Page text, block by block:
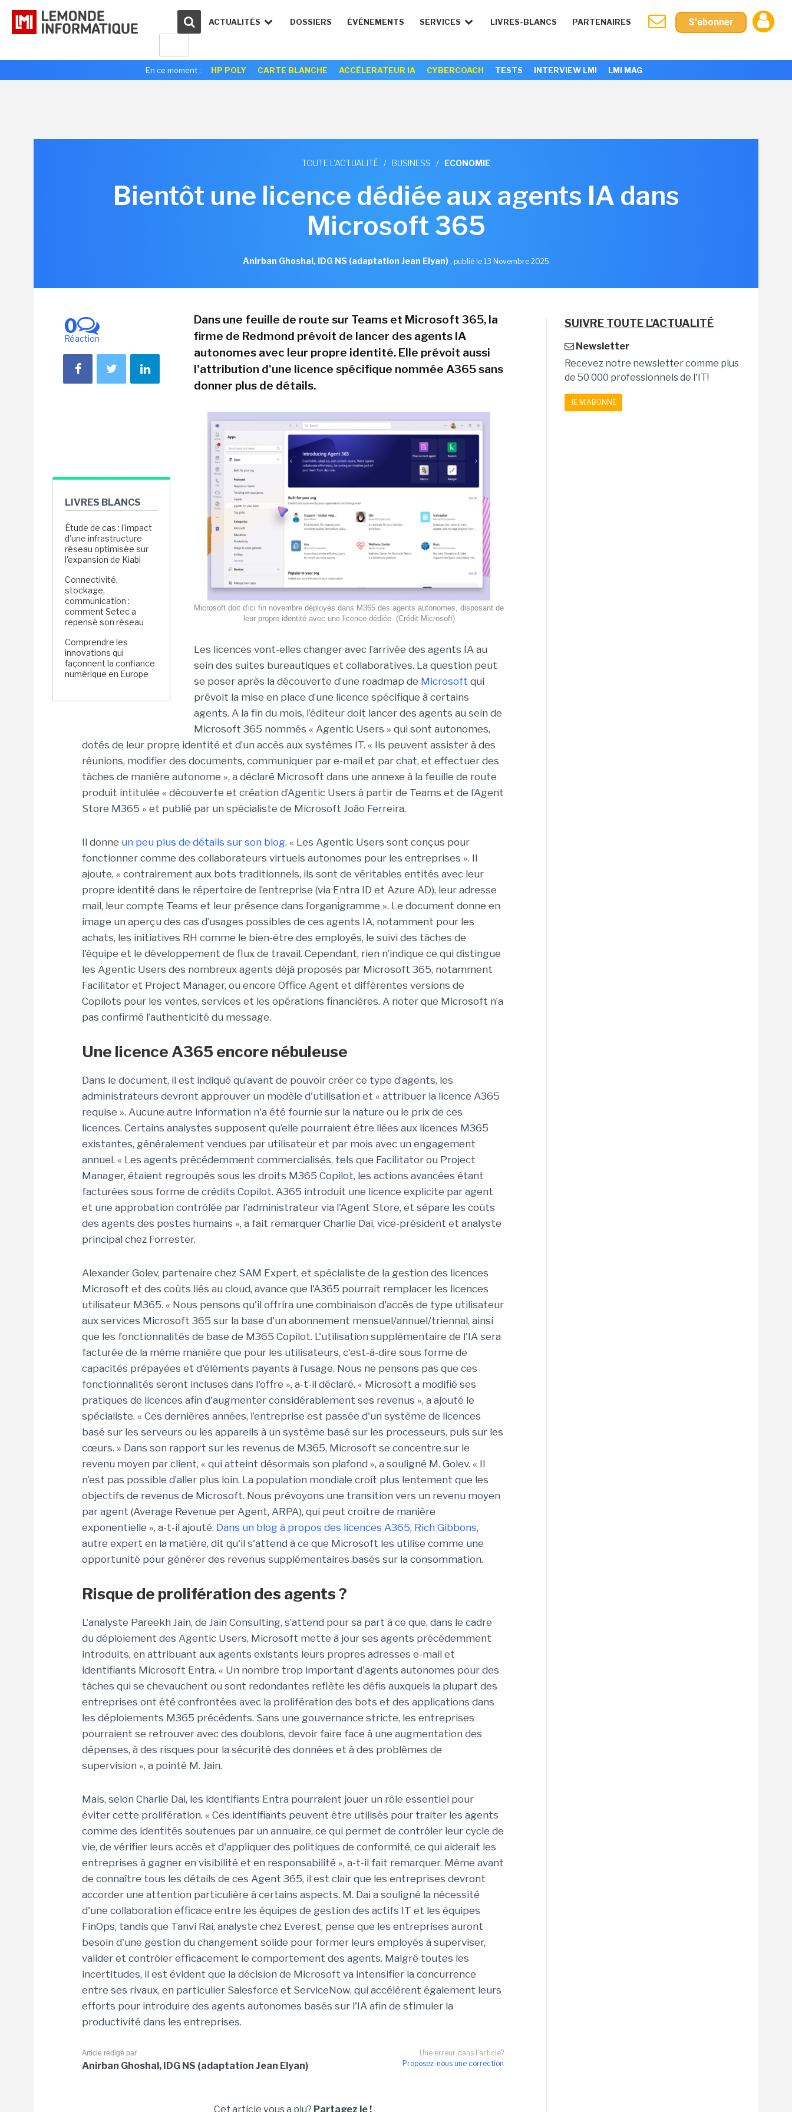
ACTUALITÉS DOSSIERS ÉVÉNEMENTS SERVICES LIVRES-BLANCS PARTENAIRES S'abonner
En ce moment : HP POLY CARTE BLANCHE ACCÉLERATEUR IA CYBERCOACH TESTS INTERVIEW LMI LMI MAG
TOUTE L'ACTUALITÉ / BUSINESS / ECONOMIE
Bientôt une licence dédiée aux agents IA dans
Microsoft 365
Anirban Ghoshal, IDG NS (adaptation Jean Elyan), publié le 13 Novembre 2025
0
Réaction
LIVRES BLANCS
Étude de cas : l'impact
d'une infrastructure
réseau optimisée sur
l'expansion de Kiabi
Connectivité,
stockage,
communication :
comment Setec a
repensé son réseau
Comprendre les
innovations qui
façonnent la confiance
numérique en Europe
Dans une feuille de route sur Teams et Microsoft 365, la
firme de Redmond prévoit de lancer des agents IA
autonomes avec leur propre identité. Elle prévoit aussi
l'attribution d'une licence spécifique nommée A365 sans
donner plus de détails.
Microsoft doit d'ici fin novembre déployés dans M365 des agents autonomes, disposant de
leur propre identité avec une licence dédiée. (Crédit Microsoft)
Les licences vont-elles changer avec l’arrivée des agents IA au
sein des suites bureautiques et collaboratives. La question peut
se poser après la découverte d’une roadmap de Microsoft qui
prévoit la mise en place d’une licence spécifique à certains
agents. A la fin du mois, l’éditeur doit lancer des agents au sein de
Microsoft 365 nommés « Agentic Users » qui sont autonomes,
dotés de leur propre identité et d’un accès aux systèmes IT. « Ils peuvent assister à des
réunions, modifier des documents, communiquer par e-mail et par chat, et effectuer des
tâches de manière autonome », a déclaré Microsoft dans une annexe à la feuille de route
produit intitulée « découverte et création d’Agentic Users à partir de Teams et de l’Agent
Store M365 » et publié par un spécialiste de Microsoft João Ferreira.
Il donne un peu plus de détails sur son blog. « Les Agentic Users sont conçus pour
fonctionner comme des collaborateurs virtuels autonomes pour les entreprises ». Il
ajoute, « contrairement aux bots traditionnels, ils sont de véritables entités avec leur
propre identité dans le répertoire de l’entreprise (via Entra ID et Azure AD), leur adresse
mail, leur compte Teams et leur présence dans l’organigramme ». Le document donne en
image un aperçu des cas d’usages possibles de ces agents IA, notamment pour les
achats, les initiatives RH comme le bien-être des employés, le suivi des tâches de
l'équipe et le développement de flux de travail. Cependant, rien n’indique ce qui distingue
les Agentic Users des nombreux agents déjà proposés par Microsoft 365, notamment
Facilitator et Project Manager, ou encore Office Agent et différentes versions de
Copilots pour les ventes, services et les opérations financières. A noter que Microsoft n’a
pas confirmé l’authenticité du message.
Une licence A365 encore nébuleuse
Dans le document, il est indiqué qu’avant de pouvoir créer ce type d’agents, les
administrateurs devront approuver un modèle d'utilisation et « attribuer la licence A365
requise ». Aucune autre information n'a été fournie sur la nature ou le prix de ces
licences. Certains analystes supposent qu’elle pourraient être liées aux licences M365
existantes, généralement vendues par utilisateur et par mois avec un engagement
annuel. « Les agents précédemment commercialisés, tels que Facilitator ou Project
Manager, étaient regroupés sous les droits M365 Copilot, les actions avancées étant
facturées sous forme de crédits Copilot. A365 introduit une licence explicite par agent
et une approbation contrôlée par l'administrateur via l'Agent Store, et sépare les coûts
des agents des postes humains », a fait remarquer Charlie Dai, vice-président et analyste
principal chez Forrester.
Alexander Golev, partenaire chez SAM Expert, et spécialiste de la gestion des licences
Microsoft et des coûts liés au cloud, avance que l'A365 pourrait remplacer les licences
utilisateur M365. « Nous pensons qu'il offrira une combinaison d'accès de type utilisateur
aux services Microsoft 365 sur la base d'un abonnement mensuel/annuel/triennal, ainsi
que les fonctionnalités de base de M365 Copilot. L'utilisation supplémentaire de l'IA sera
facturée de la même manière que pour les utilisateurs, c'est-à-dire sous forme de
capacités prépayées et d'éléments payants à l’usage. Nous ne pensons pas que ces
fonctionnalités seront incluses dans l'offre », a-t-il déclaré. « Microsoft a modifié ses
pratiques de licences afin d'augmenter considérablement ses revenus », a ajouté le
spécialiste. « Ces dernières années, l’entreprise est passée d'un système de licences
basé sur les serveurs ou les appareils à un système basé sur les processeurs, puis sur les
cœurs. » Dans son rapport sur les revenus de M365, Microsoft se concentre sur le
revenu moyen par client, « qui atteint désormais son plafond », a souligné M. Golev. « Il
n’est pas possible d’aller plus loin. La population mondiale croît plus lentement que les
objectifs de revenus de Microsoft. Nous prévoyons une transition vers un revenu moyen
par agent (Average Revenue per Agent, ARPA), qui peut croître de manière
exponentielle », a-t-il ajouté. Dans un blog à propos des licences A365, Rich Gibbons,
autre expert en la matière, dit qu'il s'attend à ce que Microsoft les utilise comme une
opportunité pour générer des revenus supplémentaires basés sur la consommation.
Risque de prolifération des agents ?
L'analyste Pareekh Jain, de Jain Consulting, s’attend pour sa part à ce que, dans le cadre
du déploiement des Agentic Users, Microsoft mette à jour ses agents précédemment
introduits, en attribuant aux agents existants leurs propres adresses e-mail et
identifiants Microsoft Entra. « Un nombre trop important d'agents autonomes pour des
tâches qui se chevauchent ou sont redondantes reflète les défis auxquels la plupart des
entreprises ont été confrontées avec la prolifération des bots et des applications dans
les déploiements M365 précédents. Sans une gouvernance stricte, les entreprises
pourraient se retrouver avec des doublons, devoir faire face à une augmentation des
dépenses, à des risques pour la sécurité des données et à des problèmes de
supervision », a pointé M. Jain.
Mais, selon Charlie Dai, les identifiants Entra pourraient jouer un rôle essentiel pour
éviter cette prolifération. « Ces identifiants peuvent être utilisés pour traiter les agents
comme des identités soutenues par un annuaire, ce qui permet de contrôler leur cycle de
vie, de vérifier leurs accès et d'appliquer des politiques de conformité, ce qui aiderait les
entreprises à gagner en visibilité et en responsabilité », a-t-il fait remarquer. Même avant
de connaître tous les détails de ces Agent 365, il est clair que les entreprises devront
accorder une attention particulière à certains aspects. M. Dai a souligné la nécessité
d'une collaboration efficace entre les équipes de gestion des actifs IT et les équipes
FinOps, tandis que Tanvi Rai, analyste chez Everest, pense que les entreprises auront
besoin d'une gestion du changement solide pour former leurs employés à superviser,
valider et contrôler efficacement le comportement des agents. Malgré toutes les
incertitudes, il est évident que la décision de Microsoft va intensifier la concurrence
entre ses rivaux, en particulier Salesforce et ServiceNow, qui accélèrent également leurs
efforts pour introduire des agents autonomes basés sur l'IA afin de stimuler la
productivité dans les entreprises.
Une erreur dans l'article?
Proposez-nous une correction
Article rédigé par
Anirban Ghoshal, IDG NS (adaptation Jean Elyan)
Cet article vous a plu? Partagez le !
SUIVRE TOUTE L'ACTUALITÉ
Newsletter
Recevez notre newsletter comme plus
de 50 000 professionnels de l'IT!
JE M'ABONNE